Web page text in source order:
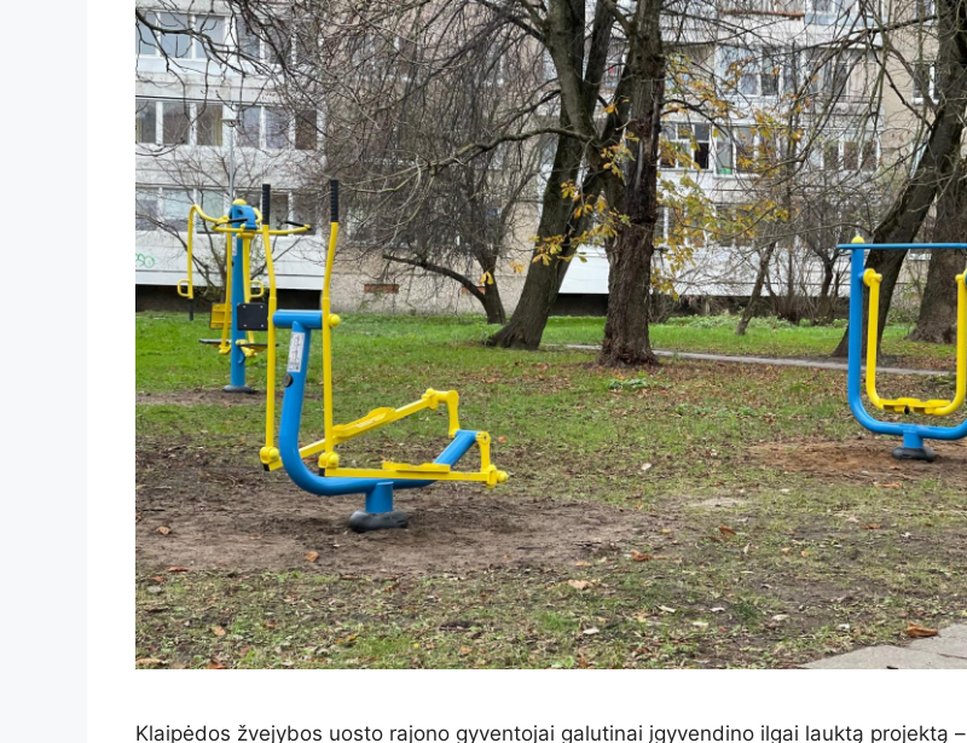
Klaipėdos žvejybos uosto rajono gyventojai galutinai įgyvendino ilgai lauktą projektą –